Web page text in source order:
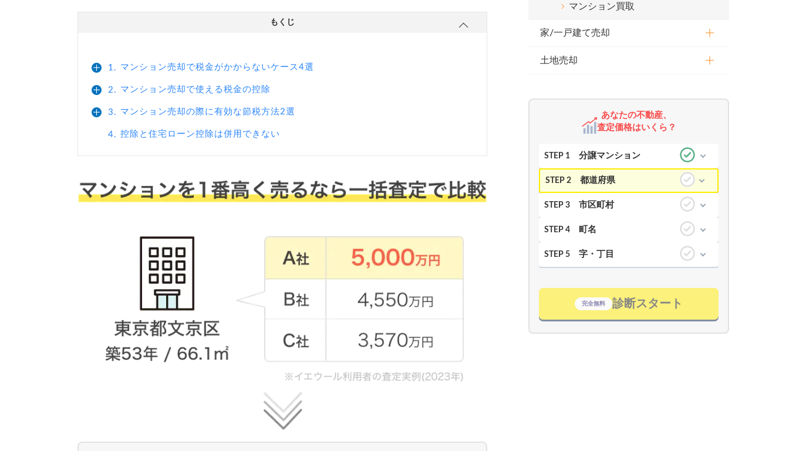
もくじ
1. マンション売却で税金がかからないケース4選
2. マンション売却で使える税金の控除
3. マンション売却の際に有効な節税方法2選
4. 控除と住宅ローン控除は併用できない
マンション買取
家/一戸建て売却
土地売却
あなたの不動産、
査定価格はいくら？
STEP 1 分譲マンション
STEP 2 都道府県
STEP 3 市区町村
STEP 4 町名
STEP 5 字・丁目
完全無料 診断スタート